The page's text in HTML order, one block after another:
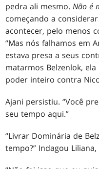
pedra ali mesmo.Não é
começando a
acontecer, pelo menos
“Mas nós falhamos em
estava presa a seus
matarmos Belzenlok,
poder inteiro contra
Ajani persistiu. “Você
seu tempo aqui.”
“Livrar Dominária de
tempo?” Indagou